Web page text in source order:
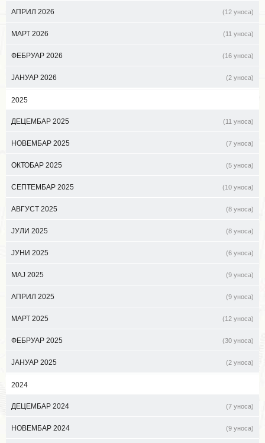
АПРИЛ 2026 (12 уноса)
МАРТ 2026 (11 уноса)
ФЕБРУАР 2026 (16 уноса)
ЈАНУАР 2026 (2 уноса)
2025
ДЕЦЕМБАР 2025 (11 уноса)
НОВЕМБАР 2025 (7 уноса)
ОКТОБАР 2025 (5 уноса)
СЕПТЕМБАР 2025 (10 уноса)
АВГУСТ 2025 (8 уноса)
ЈУЛИ 2025 (8 уноса)
ЈУНИ 2025 (6 уноса)
МАЈ 2025 (9 уноса)
АПРИЛ 2025 (9 уноса)
МАРТ 2025 (12 уноса)
ФЕБРУАР 2025 (30 уноса)
ЈАНУАР 2025 (2 уноса)
2024
ДЕЦЕМБАР 2024 (7 уноса)
НОВЕМБАР 2024 (9 уноса)